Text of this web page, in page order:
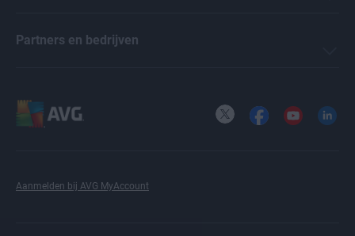
Partners en bedrijven
Aanmelden bij AVG MyAccount